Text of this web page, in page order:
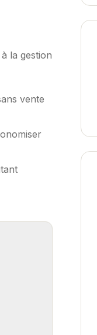
la gestion
vente